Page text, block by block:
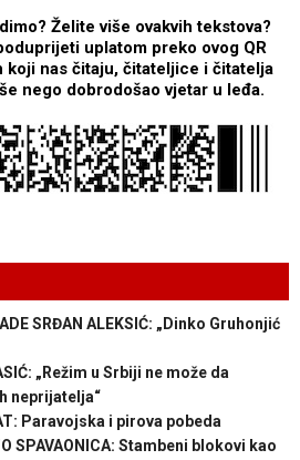
Želite više ovakvih tekstova?
uplatom preko ovog QR
koji nas čitaju, čitateljice i čitatelja
nego dobrodošao vjetar u leđa.
SRĐAN ALEKSIĆ: „Dinko Gruhonjić
„Režim u Srbiji ne može da
neprijatelja“
Paravojska i pirova pobeda
SPAVAONICA: Stambeni blokovi kao